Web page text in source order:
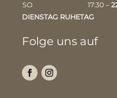
SO
17:30 –
DIENSTAG RUHETAG
Folge uns auf